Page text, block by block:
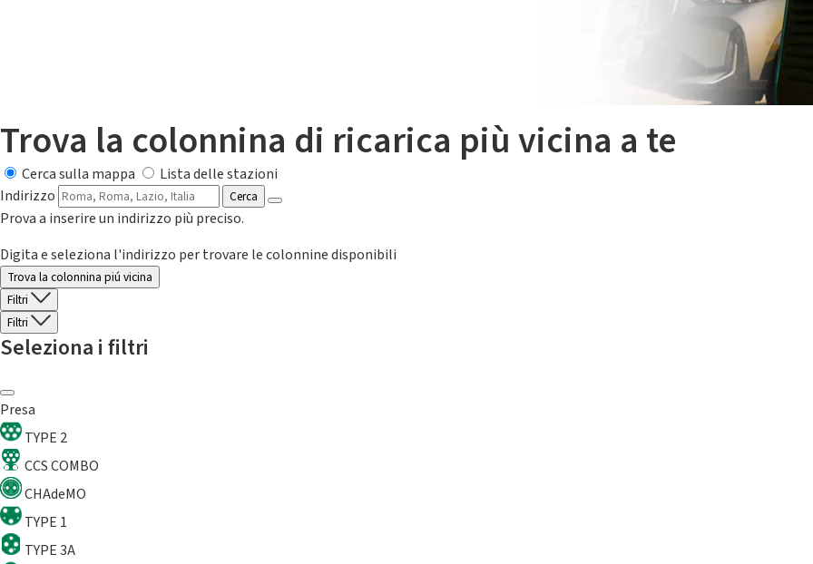
Trova la colonnina di ricarica più vicina a te
Cerca sulla mappa
Lista delle stazioni
Indirizzo
Cerca
Prova a inserire un indirizzo più preciso.
Digita e seleziona l'indirizzo per trovare le colonnine disponibili
Trova la colonnina piú vicina
Filtri
Filtri
Seleziona i filtri
Presa
TYPE 2
CCS COMBO
CHAdeMO
TYPE 1
TYPE 3A